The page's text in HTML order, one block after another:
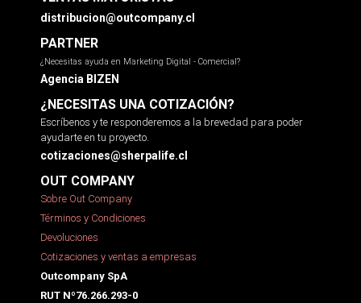
distribucion@outcompany.cl
PARTNER
¿Necesitas ayuda en Marketing Digital - Comercial?
Agencia BIZEN
¿NECESITAS UNA COTIZACIÓN?
Escríbenos y te responderemos a la brevedad para poder
ayudarte en tu proyecto.
cotizaciones@sherpalife.cl
OUT COMPANY
Sobre Out Company
Términos y Condiciones
Devoluciones
Cotizaciones y ventas a empresas
Outcompany SpA
RUT Nº76.266.293-0